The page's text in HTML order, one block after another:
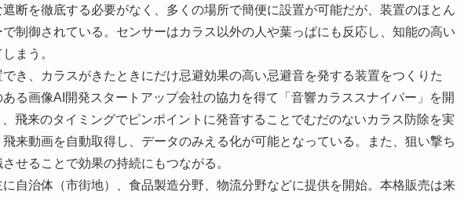
断を徹底する必要がなく、多くの場所で簡便に設置が可能だが、装置のほとん
制御されている。センサーはカラス以外の人や葉っぱにも反応し、知能の高い
まう。
き、カラスがきたときにだけ忌避効果の高い忌避音を発する装置をつくりた
る画像AI開発スタートアップ会社の協力を得て「音響カラススナイパー」を開
飛来のタイミングでピンポイントに発音することでむだのないカラス防除を実
来動画を自動取得し、データのみえる化が可能となっている。また、狙い撃ち
せることで効果の持続にもつながる。
自治体（市街地）、食品製造分野、物流分野などに提供を開始。本格販売は来